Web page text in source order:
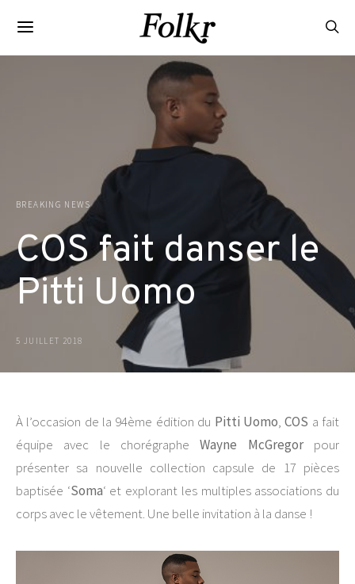
BREAKING NEWS
COS fait danser le
Pitti Uomo
5 JUILLET 2018
À l’occasion de la 94ème édition du Pitti Uomo,COS a fait
équipe avec le chorégrapheWayne McGregorpour
présenter sa nouvelle collection capsule de 17 pièces
baptisée ‘Soma‘ et explorant les multiples associations du
corps avec le vêtement. Une belle invitation à la danse !